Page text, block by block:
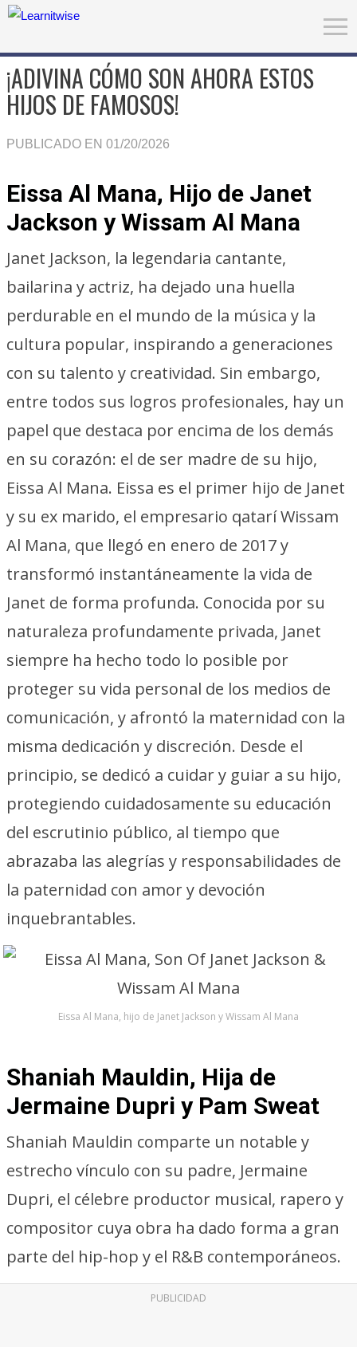
¡ADIVINA CÓMO SON AHORA ESTOS
HIJOS DE FAMOSOS!
PUBLICADO EN 01/20/2026
Eissa Al Mana, Hijo de Janet
Jackson y Wissam Al Mana
Janet Jackson, la legendaria cantante,
bailarina y actriz, ha dejado una huella
perdurable en el mundo de la música y la
cultura popular, inspirando a generaciones
con su talento y creatividad. Sin embargo,
entre todos sus logros profesionales, hay un
papel que destaca por encima de los demás
en su corazón: el de ser madre de su hijo,
Eissa Al Mana. Eissa es el primer hijo de Janet
y su ex marido, el empresario qatarí Wissam
Al Mana, que llegó en enero de 2017 y
transformó instantáneamente la vida de
Janet de forma profunda. Conocida por su
naturaleza profundamente privada, Janet
siempre ha hecho todo lo posible por
proteger su vida personal de los medios de
comunicación, y afrontó la maternidad con la
misma dedicación y discreción. Desde el
principio, se dedicó a cuidar y guiar a su hijo,
protegiendo cuidadosamente su educación
del escrutinio público, al tiempo que
abrazaba las alegrías y responsabilidades de
la paternidad con amor y devoción
inquebrantables.
Eissa Al Mana, hijo de Janet Jackson y Wissam Al Mana
Shaniah Mauldin, Hija de
Jermaine Dupri y Pam Sweat
Shaniah Mauldin comparte un notable y
estrecho vínculo con su padre, Jermaine
Dupri, el célebre productor musical, rapero y
compositor cuya obra ha dado forma a gran
parte del hip-hop y el R&B contemporáneos.
PUBLICIDAD